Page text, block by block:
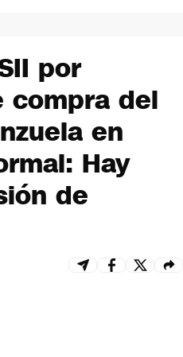
por
compra del
en
Hay
de